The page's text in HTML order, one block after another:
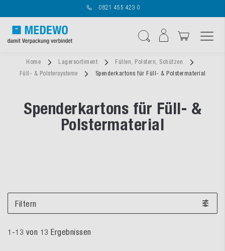
0821 455 423 0
Home Lagersortiment
Füllen, Polstern, Schützen
Füll- & Polstersysteme
Spenderkartons für Füll- & Polstermaterial
Spenderkartons für Füll- &
Polstermaterial
1 -13 von 13 Ergebnissen
Filtern